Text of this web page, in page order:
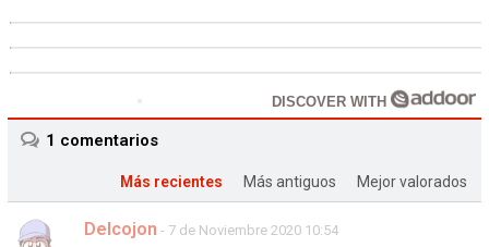
DISCOVER WITH
1 comentarios
Más recientes Más antiguos Mejor valorados
Delcojon - 7 de Noviembre 2020 10:54